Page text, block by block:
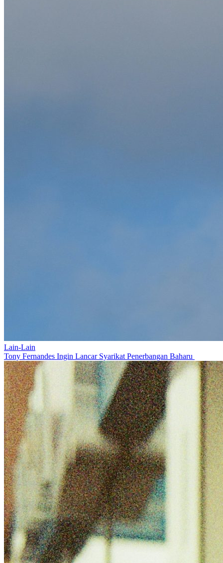
Lain-Lain
Tony Fernandes Ingin Lancar Syarikat Penerbangan Baharu